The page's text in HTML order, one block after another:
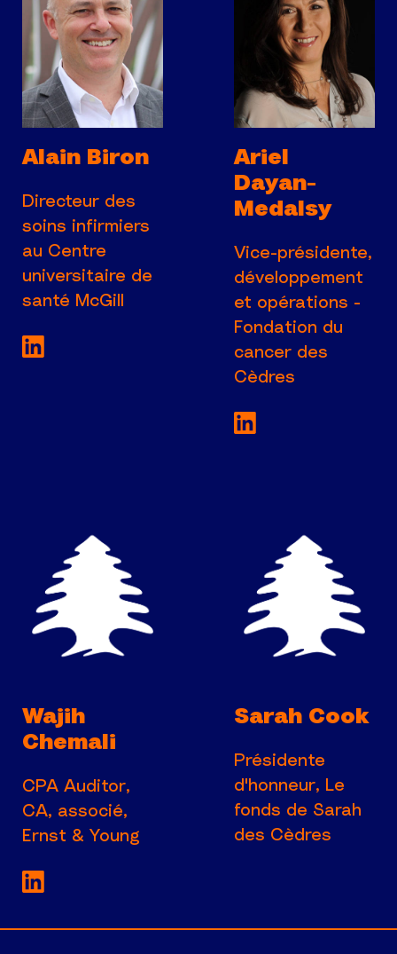
Alain Biron
Directeur des
soins infirmiers
au Centre
universitaire de
santé McGill
Voir la page LinkedIn de Directeur des
Ariel
Dayan-
Medalsy
Vice-présidente,
développement
et opérations -
Fondation du
cancer des
Cèdres
Wajih
Chemali
CPA Auditor,
CA, associé,
Ernst & Young
Voir la page LinkedIn de CPA Auditor,
Sarah Cook
Présidente
d'honneur, Le
fonds de Sarah
des Cèdres